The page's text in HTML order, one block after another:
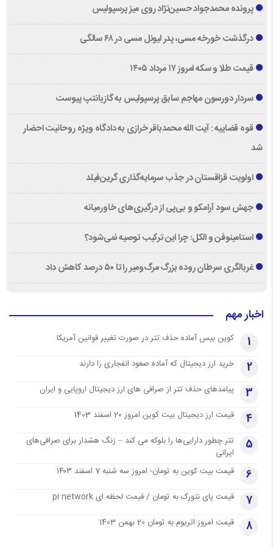
پرونده محمدجواد حسین‌نژاد روی میز پرسپولیس
درگذشت خورخه مسی، پدر لیونل مسی در ۶۸ سالگی
قیمت طلا و سکه امروز ۱۷ مرداد ۱۴۰۵
سردار دورسون مهاجم سابق پرسپولیس به گازیانتپ پیوست
قوه قضاییه : آیت الله محمدباقر خرازی به دادگاه ویژه روحانیت احضار
شد
اولویت قزاقستان در جذب سرمایه‌گذاری گرین‌فیلد
جهش سود آرامکو و بی‌پی از درگیری‌های خاورمیانه
استامینوفن و الکل؛ چرا این ترکیب توصیه نمی‌شود؟
غربالگری سرطان روده بزرگ مرگ‌ومیر را تا ۵۰ درصد کاهش داد
اخبار مهم
1 کوین بیس آماده حذف تتر در صورت تغییر قوانین آمریکا
2 خرید ارز دیجیتال که آماده صعود انفجاری را دارند
3 پیامدهای حذف تتر از صرافی های ارز دیجیتال اروپایی و ایران
4 قیمت ارز دیجیتال بیت کوین امروز 20 اسفند 1403
5
تتر چطور دارایی‌ها را بلوکه می کند – زنگ هشدار برای صرافی‌های
ایرانی
6 قیمت بیت کوین به تومان- امروز سه شنبه 7 اسفند ۱۴۰۳
7 قیمت پای نتورک به تومان / قیمت لحظه ای pi network
8 قیمت امروز اتریوم به تومان 20 بهمن 1403